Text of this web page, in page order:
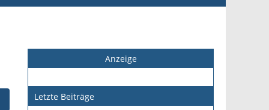
Anzeige
Letzte Beiträge